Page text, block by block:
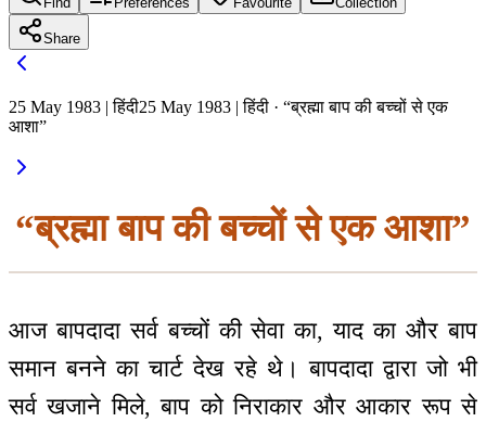
Share
25 May 1983 | हिंदी25 May 1983 | हिंदी · “ब्रह्मा बाप की बच्चों से एक
आशा”
“ब्रह्मा बाप की बच्चों से एक आशा”
आज बापदादा सर्व बच्चों की सेवा का, याद का और बाप
समान बनने का चार्ट देख रहे थे। बापदादा द्वारा जो भी
सर्व खजाने मिले, बाप को निराकार और आकार रूप से